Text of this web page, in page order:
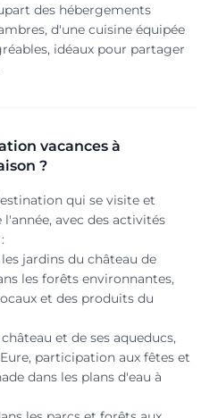
des hébergements
d'une cuisine équipée
idéaux pour partager
vacances à
?
qui se visite et
avec des activités
jardins du château de
les forêts environnantes,
et des produits du
et de ses aqueducs,
participation aux fêtes et
dans les plans d'eau à